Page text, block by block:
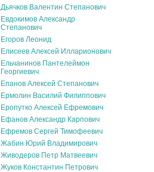
Дьячков Валентин Степанович
Евдокимов Александр
Степанович
Егоров Леонид
Елисеев Алексей Илларионович
Ельчанинов Пантелеймон
Георгиевич
Епанов Алексей Степанович
Ермолин Василий Филиппович
Еропутко Алексей Ефремович
Ефанов Александр Карпович
Ефремов Сергей Тимофеевич
Жабин Юрий Владимирович
Живодеров Петр Матвеевич
Жуков Константин Петрович